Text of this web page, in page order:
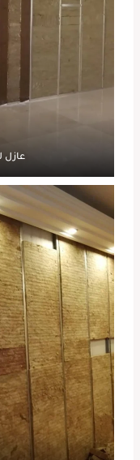
عازل